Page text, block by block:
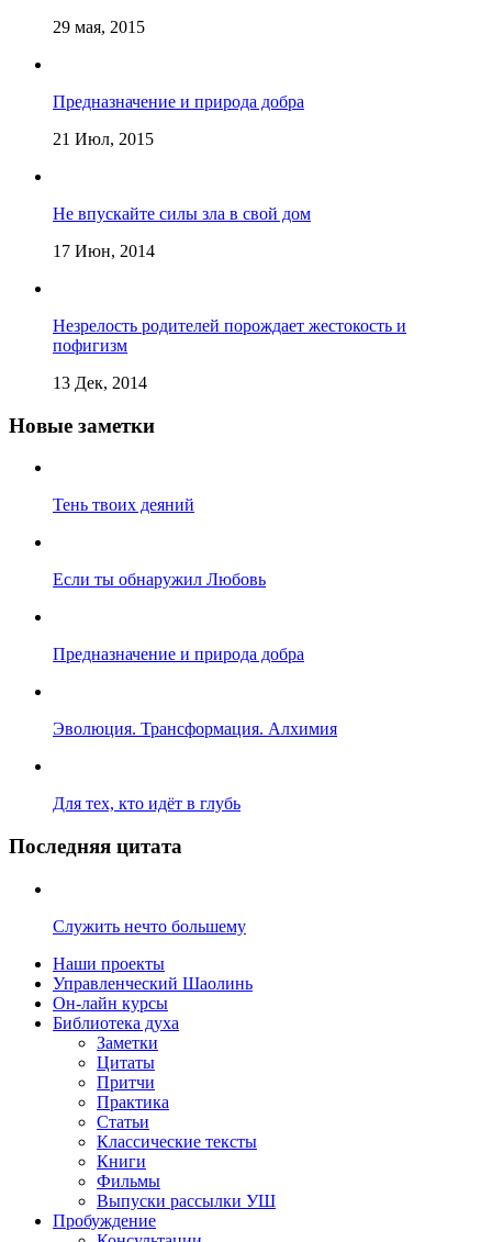
29 мая, 2015
Предназначение и природа добра
21 Июл, 2015
Не впускайте силы зла в свой дом
17 Июн, 2014
Незрелость родителей порождает жестокость и
пофигизм
13 Дек, 2014
Новые заметки
Тень твоих деяний
Если ты обнаружил Любовь
Предназначение и природа добра
Эволюция. Трансформация. Алхимия
Для тех, кто идёт в глубь
Последняя цитата
Служить нечто большему
Наши проекты
Управленческий Шаолинь
Он-лайн курсы
Библиотека духа
Заметки
Цитаты
Притчи
Практика
Статьи
Классические тексты
Книги
Фильмы
Выпуски рассылки УШ
Пробуждение